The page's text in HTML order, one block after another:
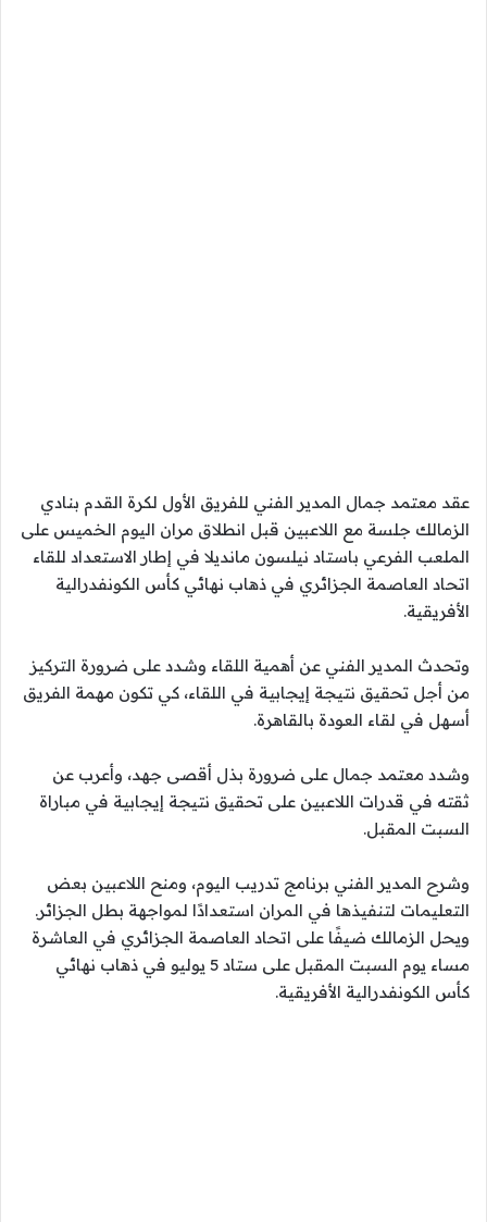
عقد معتمد جمال المدير الفني للفريق الأول لكرة القدم بنادي
الزمالك جلسة مع اللاعبين قبل انطلاق مران اليوم الخميس على
الملعب الفرعي باستاد نيلسون مانديلا في إطار الاستعداد للقاء
اتحاد العاصمة الجزائري في ذهاب نهائي كأس الكونفدرالية
الأفريقية.
وتحدث المدير الفني عن أهمية اللقاء وشدد على ضرورة التركيز
من أجل تحقيق نتيجة إيجابية في اللقاء، كي تكون مهمة الفريق
أسهل في لقاء العودة بالقاهرة.
وشدد معتمد جمال على ضرورة بذل أقصى جهد، وأعرب عن
ثقته في قدرات اللاعبين على تحقيق نتيجة إيجابية في مباراة
السبت المقبل.
وشرح المدير الفني برنامج تدريب اليوم، ومنح اللاعبين بعض
التعليمات لتنفيذها في المران استعدادًا لمواجهة بطل الجزائر.
ويحل الزمالك ضيفًا على اتحاد العاصمة الجزائري في العاشرة
مساء يوم السبت المقبل على ستاد 5 يوليو في ذهاب نهائي
كأس الكونفدرالية الأفريقية.